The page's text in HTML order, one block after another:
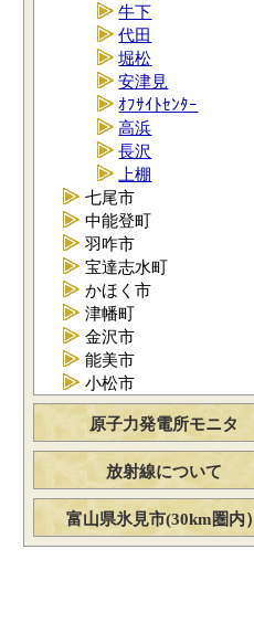
牛下
代田
堀松
安津見
ｵﾌｻｲﾄｾﾝﾀｰ
高浜
長沢
上棚
七尾市
中能登町
羽咋市
宝達志水町
かほく市
津幡町
金沢市
能美市
小松市
原子力発電所モニタ
放射線について
富山県氷見市(30km圏内）